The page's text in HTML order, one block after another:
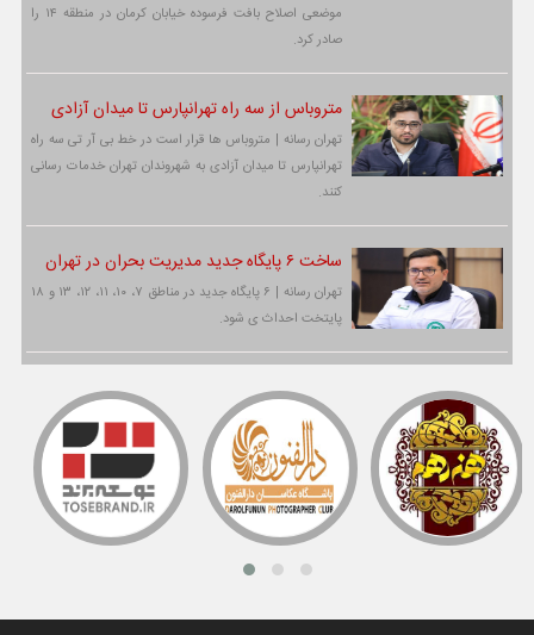
موضعی اصلاح بافت فرسوده خیابان کرمان در منطقه ۱۴ را
صادر کرد.
متروباس از سه راه تهرانپارس تا میدان آزادی
تهران رسانه | متروباس ها قرار است در خط بی آر تی سه راه
تهرانپارس تا میدان آزادی به شهروندان تهران خدمات رسانی
کنند.
ساخت ۶ پایگاه جدید مدیریت بحران در تهران
تهران رسانه | ۶ پایگاه جدید در مناطق ۷، ۱۰، ۱۱، ۱۲، ۱۳ و ۱۸
پایتخت احداث ی شود.